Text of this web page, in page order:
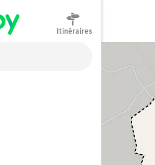
Itinéraires